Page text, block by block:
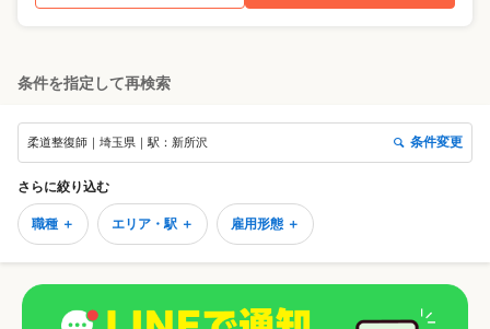
条件を指定して再検索
柔道整復師｜埼玉県｜駅：新所沢 条件変更
さらに絞り込む
職種 ＋ エリア・駅 ＋ 雇用形態 ＋